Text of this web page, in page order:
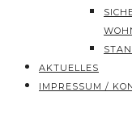
AKTUELLES
IMPRESSUM /